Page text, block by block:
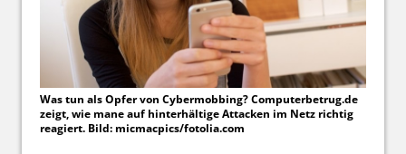
Was tun als Opfer von Cybermobbing? Computerbetrug.de
zeigt, wie mane auf hinterhältige Attacken im Netz richtig
reagiert. Bild: micmacpics/fotolia.com